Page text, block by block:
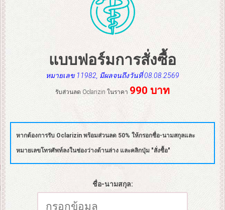
แบบฟอร์มการสั่งซื้อ
หมายเลข 11982, มีผลจนถึงวันที่ 08.08.2569
รับส่วนลด Oclarizin ในราคา 990 บาท
หากต้องการรับ Oclarizin พร้อมส่วนลด 50% ให้กรอกชื่อ-นามสกุลและ
หมายเลขโทรศัพท์ลงในช่องว่างด้านล่าง และคลิกปุ่ม "สั่งซื้อ"
ชื่อ-นามสกุล: